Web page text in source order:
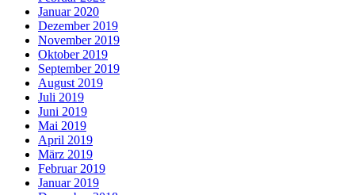
Januar 2020
Dezember 2019
November 2019
Oktober 2019
September 2019
August 2019
Juli 2019
Juni 2019
Mai 2019
April 2019
März 2019
Februar 2019
Januar 2019